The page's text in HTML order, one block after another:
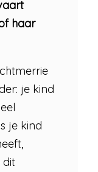
haar
je kind
je kind
dit